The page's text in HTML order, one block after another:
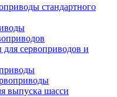
стандартного
сервоприводов и
выпуска шасси